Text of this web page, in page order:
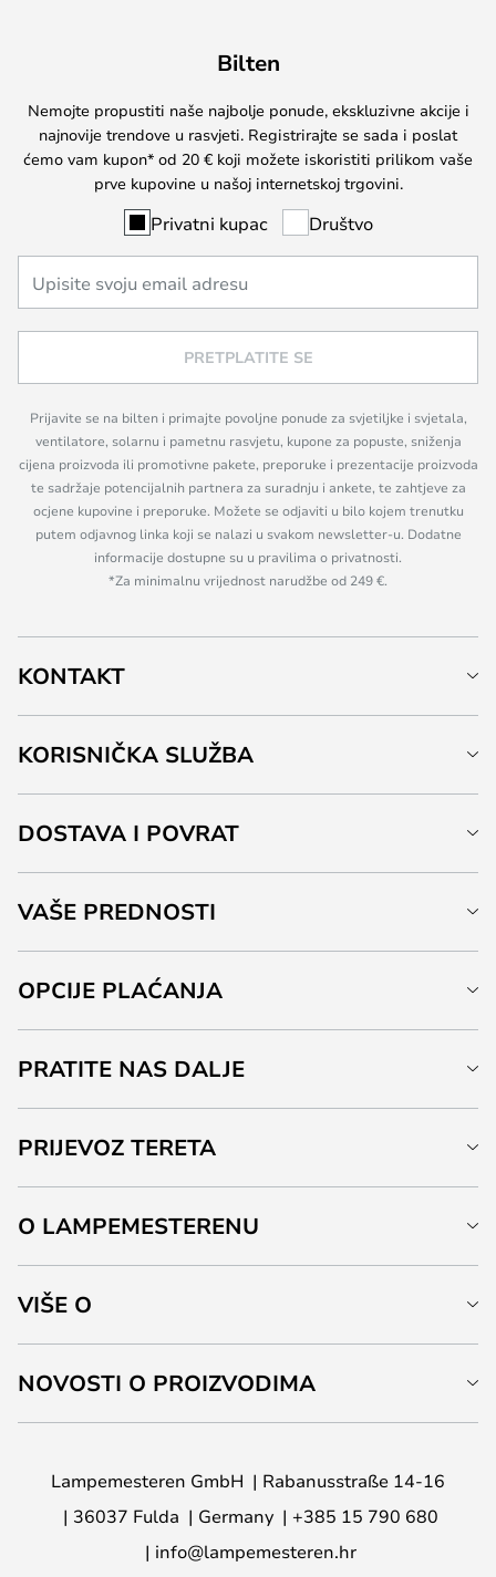
Bilten
Nemojte propustiti naše najbolje ponude, ekskluzivne akcije i
najnovije trendove u rasvjeti. Registrirajte se sada i poslat
ćemo vam kupon* od 20 € koji možete iskoristiti prilikom vaše
prve kupovine u našoj internetskoj trgovini.
Privatni kupac Društvo
PRETPLATITE SE
Prijavite se na bilten i primajte povoljne ponude za svjetiljke i svjetala,
ventilatore, solarnu i pametnu rasvjetu, kupone za popuste, sniženja
cijena proizvoda ili promotivne pakete, preporuke i prezentacije proizvoda
te sadržaje potencijalnih partnera za suradnju i ankete, te zahtjeve za
ocjene kupovine i preporuke. Možete se odjaviti u bilo kojem trenutku
putem odjavnog linka koji se nalazi u svakom newsletter-u. Dodatne
informacije dostupne su u pravilima o privatnosti.
*Za minimalnu vrijednost narudžbe od 249 €.
KONTAKT
KORISNIČKA SLUŽBA
DOSTAVA I POVRAT
VAŠE PREDNOSTI
OPCIJE PLAĆANJA
PRATITE NAS DALJE
PRIJEVOZ TERETA
O LAMPEMESTERENU
VIŠE O
NOVOSTI O PROIZVODIMA
Lampemesteren GmbH
Rabanusstraße 14-16
36037 Fulda
Germany
+385 15 790 680
info@lampemesteren.hr